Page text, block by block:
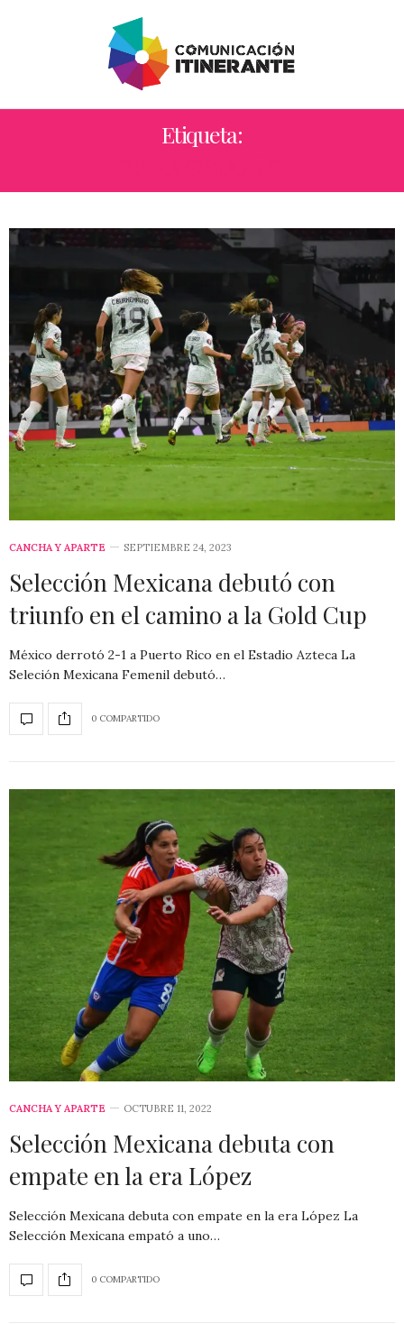
Etiqueta:
CANCHA Y APARTE SEPTIEMBRE 24, 2023
Selección Mexicana debutó con
triunfo en el camino a la Gold Cup
México derrotó 2-1 a Puerto Rico en el Estadio Azteca La
Seleción Mexicana Femenil debutó…
0 COMPARTIDO
CANCHA Y APARTE OCTUBRE 11, 2022
Selección Mexicana debuta con
empate en la era López
Selección Mexicana debuta con empate en la era López La
Selección Mexicana empató a uno…
0 COMPARTIDO